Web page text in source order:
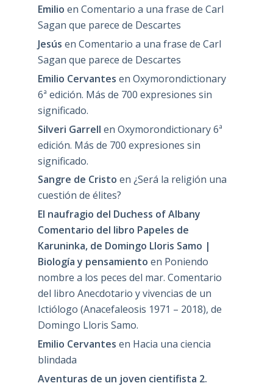
Emilio en Comentario a una frase de Carl
Sagan que parece de Descartes
Jesús en Comentario a una frase de Carl
Sagan que parece de Descartes
Emilio Cervantes en Oxymorondictionary
6ª edición. Más de 700 expresiones sin
significado.
Silveri Garrell en Oxymorondictionary 6ª
edición. Más de 700 expresiones sin
significado.
Sangre de Cristo en ¿Será la religión una
cuestión de élites?
El naufragio del Duchess of Albany
Comentario del libro Papeles de
Karuninka, de Domingo Lloris Samo |
Biología y pensamiento en Poniendo
nombre a los peces del mar. Comentario
del libro Anecdotario y vivencias de un
Ictiólogo (Anacefaleosis 1971 – 2018), de
Domingo Lloris Samo.
Emilio Cervantes en Hacia una ciencia
blindada
Aventuras de un joven cientifista 2.